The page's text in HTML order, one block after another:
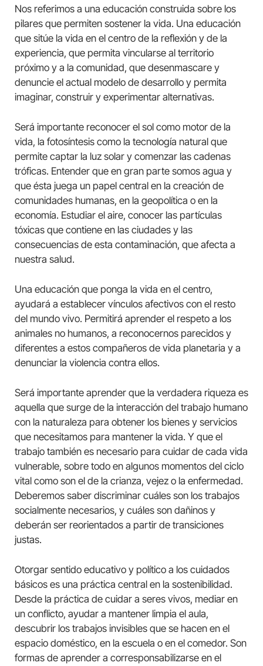
Nos referimos a una educación construida sobre los
pilares que permiten sostener la vida. Una educación
que sitúe la vida en el centro de la reflexión y de la
experiencia, que permita vincularse al territorio
próximo y a la comunidad, que desenmascare y
denuncie el actual modelo de desarrollo y permita
imaginar, construir y experimentar alternativas.
Será importante reconocer el sol como motor de la
vida, la fotosíntesis como la tecnología natural que
permite captar la luz solar y comenzar las cadenas
tróficas. Entender que en gran parte somos agua y
que ésta juega un papel central en la creación de
comunidades humanas, en la geopolítica o en la
economía. Estudiar el aire, conocer las partículas
tóxicas que contiene en las ciudades y las
consecuencias de esta contaminación, que afecta a
nuestra salud.
Una educación que ponga la vida en el centro,
ayudará a establecer vínculos afectivos con el resto
del mundo vivo. Permitirá aprender el respeto a los
animales no humanos, a reconocernos parecidos y
diferentes a estos compañeros de vida planetaria y a
denunciar la violencia contra ellos.
Será importante aprender que la verdadera riqueza es
aquella que surge de la interacción del trabajo humano
con la naturaleza para obtener los bienes y servicios
que necesitamos para mantener la vida. Y que el
trabajo también es necesario para cuidar de cada vida
vulnerable, sobre todo en algunos momentos del ciclo
vital como son el de la crianza, vejez o la enfermedad.
Deberemos saber discriminar cuáles son los trabajos
socialmente necesarios, y cuáles son dañinos y
deberán ser reorientados a partir de transiciones
justas.
Otorgar sentido educativo y político a los cuidados
básicos es una práctica central en la sostenibilidad.
Desde la práctica de cuidar a seres vivos, mediar en
un conflicto, ayudar a mantener limpia el aula,
descubrir los trabajos invisibles que se hacen en el
espacio doméstico, en la escuela o en el comedor. Son
formas de aprender a corresponsabilizarse en el